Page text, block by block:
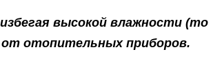
высокой влажности (то
от отопительных приборов.